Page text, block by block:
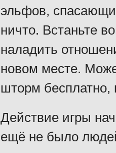
эльфов,
ничто. Встаньте
наладить
новом месте.
шторм бесплатно,
Действие игры
ещё не было